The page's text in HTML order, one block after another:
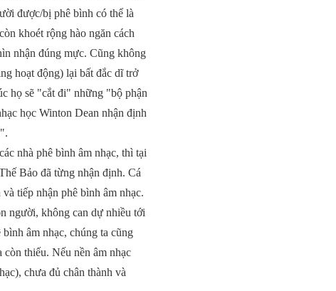
được/bị phê bình có thể là
khoét rộng hào ngăn cách
nhận đúng mực. Cũng không
hoạt động) lại bất đắc dĩ trở
họ sẽ "cắt đi" những "bộ phận
học Winton Dean nhận định
nhà phê bình âm nhạc, thì tại
Bảo đã từng nhận định. Cá
tiếp nhận phê bình âm nhạc.
người, không can dự nhiều tới
âm nhạc, chúng ta cũng
thiếu. Nếu nền âm nhạc
chưa đủ chân thành và